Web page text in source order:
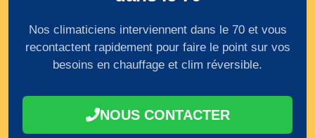
Nos climaticiens interviennent dans le 70 et vous
recontactent rapidement pour faire le point sur vos
besoins en chauffage et clim réversible.
NOUS CONTACTER